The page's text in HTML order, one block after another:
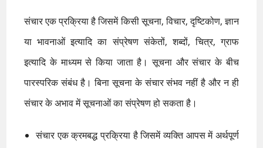
संचार एक प्रक्रिया है जिसमें किसी सूचना, विचार, दृष्टिकोण, ज्ञान
या भावनाओं इत्यादि का संप्रेषण संकेतों, शब्दों, चित्र, ग्राफ
इत्यादि के माध्यम से किया जाता है। सूचना और संचार के बीच
पारस्परिक संबंध है। बिना सूचना के संचार संभव नहीं है और न ही
संचार के अभाव में सूचनाओं का संप्रेषण हो सकता है।
संचार एक क्रमबद्ध प्रक्रिया है जिसमें व्यक्ति आपस में अर्थपूर्ण